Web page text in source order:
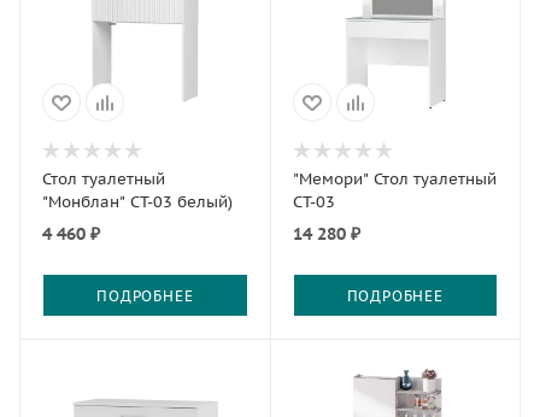
Стол туалетный
"Монблан" СТ-03 белый)
4 460 ₽
ПОДРОБНЕЕ
"Мемори" Стол туалетный
СТ-03
14 280 ₽
ПОДРОБНЕЕ